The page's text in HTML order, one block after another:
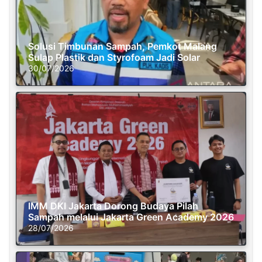
Solusi Timbunan Sampah, Pemkot Malang
Sulap Plastik dan Styrofoam Jadi Solar
30/07/2026
IMM DKI Jakarta Dorong Budaya Pilah
Sampah melalui Jakarta Green Academy 2026
28/07/2026